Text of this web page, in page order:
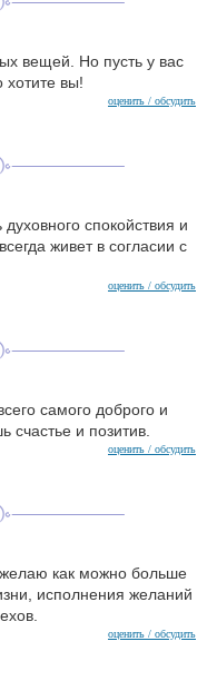
вещей. Но пусть у вас
хотите вы!
оценить / обсудить
спокойствия и
живет в согласии с
оценить / обсудить
самого доброго и
счастье и позитив.
оценить / обсудить
как можно больше
исполнения желаний
оценить / обсудить